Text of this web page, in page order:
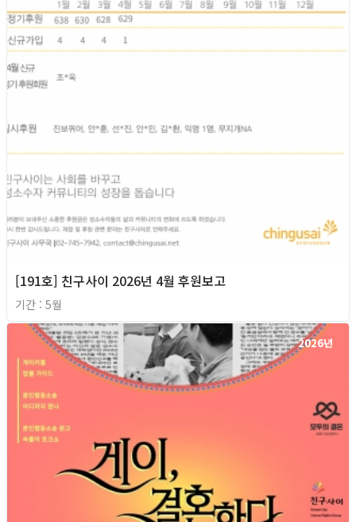
[191호] 친구사이 2026년 4월 후원보고
기간 : 5월
2026년